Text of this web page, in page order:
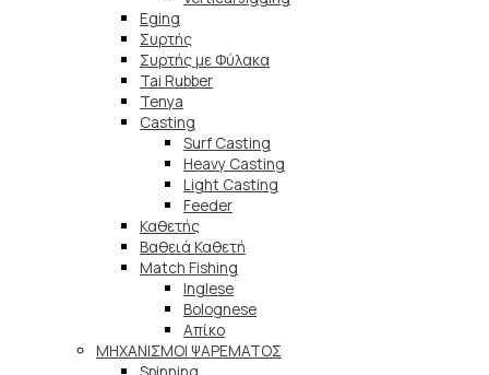
Eging
Συρτής
Συρτής με Φύλακα
Tai Rubber
Tenya
Casting
Surf Casting
Heavy Casting
Light Casting
Feeder
Καθετής
Βαθειά Καθετή
Match Fishing
Inglese
Bolognese
Απίκο
ΜΗΧΑΝΙΣΜΟΙ ΨΑΡΕΜΑΤΟΣ